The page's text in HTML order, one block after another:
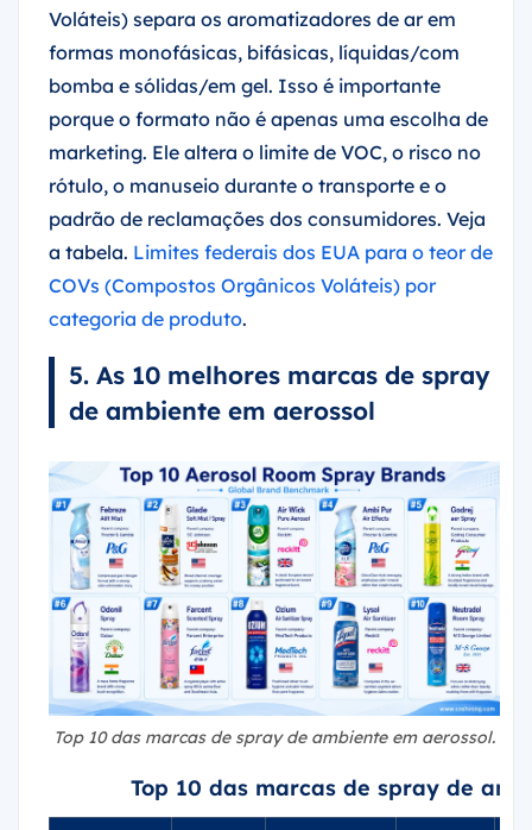
Voláteis) separa os aromatizadores de ar em
formas monofásicas, bifásicas, líquidas/com
bomba e sólidas/em gel. Isso é importante
porque o formato não é apenas uma escolha de
marketing. Ele altera o limite de VOC, o risco no
rótulo, o manuseio durante o transporte e o
padrão de reclamações dos consumidores. Veja
a tabela. Limites federais dos EUA para o teor de
COVs (Compostos Orgânicos Voláteis) por
categoria de produto.
5. As 10 melhores marcas de spray
de ambiente em aerossol
Top 10 das marcas de spray de ambiente em aerossol.
Top 10 das marcas de spray de